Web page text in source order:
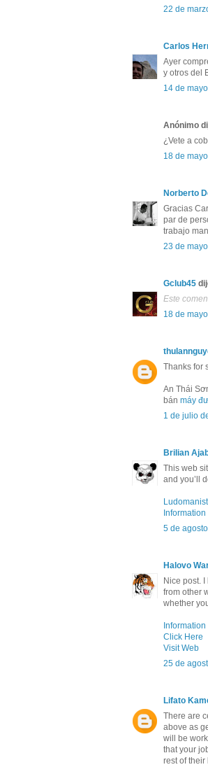
22 de
Carlos
Ayer
y otros del
14 de
Anónimo
¿Vete a
18 de
Norberto
Gracias
par de
trabajo
23 de
Gclub45
Este
18 de
Thanks for
An Thái
bán máy
1 de julio
Brilian
This web
and you’ll
Information
5 de
Halovo
Nice post.
from other
whether
Information
Click Here
Visit Web
25 de
Lifato
There are
above as
will be
that your
rest of their